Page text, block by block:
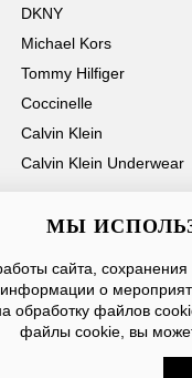
DKNY
Michael Kors
Tommy Hilfiger
Coccinelle
Calvin Klein
Calvin Klein Underwear
Ваше имя
Нажимая на кнопку
МЫ
сайта,
о
обработку файлов
файлы cookie, вы